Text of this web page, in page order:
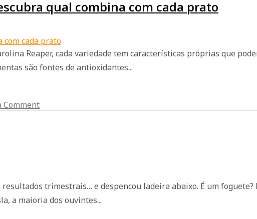
qual combina com cada prato
Reaper, cada variedade tem características próprias que
são fontes de antioxidantes...
Comment
trimestrais… e despencou ladeira abaixo. É um foguete?
a maioria dos ouvintes...